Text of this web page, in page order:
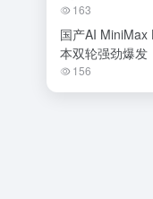
163
国产AI MiniMax
本双轮强劲爆发
156